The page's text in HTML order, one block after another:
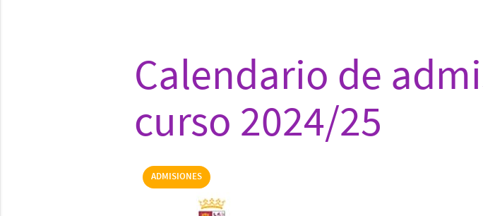
Calendario de
curso 2024/25
ADMISIONES